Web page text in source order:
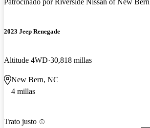
Patrocinado porRiverside Nissan of New Bern
2023 Jeep Renegade
Altitude 4WD 30,818 millas
New Bern, NC
4 millas
Trato justo